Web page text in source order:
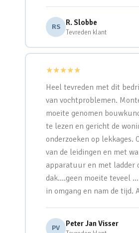
RS R. Slobbe
Tevreden klant
★★★★★
Heel tevreden met dit
van vochtproblemen.
moeite genomen
te lezen en gericht de
onderzoeken op lekkages.
van de leidingen en met
apparatuur en met ladder
dak….geen moeite teveel
in omgang en nam de tijd.
PV Peter Jan Visser